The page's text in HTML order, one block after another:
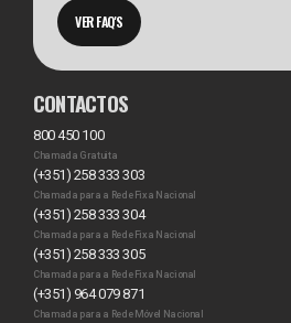
VER FAQ'S
CONTACTOS
800 450 100
Chamada Gratuita
(+351) 258 333 303
Chamada para a Rede Fixa Nacional
(+351) 258 333 304
Chamada para a Rede Fixa Nacional
(+351) 258 333 305
Chamada para a Rede Fixa Nacional
(+351) 964 079 871
Chamada para a Rede Móvel Nacional